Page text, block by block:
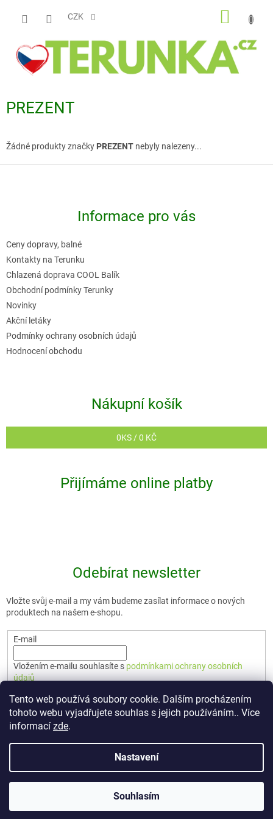
Tento web používá soubory cookie. Dalším procházením
tohoto webu vyjadřujete souhlas s jejich používáním.. Více
informací zde.
Nastavení
Souhlasím
CZK
PREZENT
Žádné produkty značky PREZENT nebyly nalezeny...
Informace pro vás
Ceny dopravy, balné
Kontakty na Terunku
Chlazená doprava COOL Balík
Obchodní podmínky Terunky
Novinky
Akční letáky
Podmínky ochrany osobních údajů
Hodnocení obchodu
Nákupní košík
0KS /0 KČ
Přijímáme online platby
Odebírat newsletter
Vložte svůj e-mail a my vám budeme zasílat informace o nových
produktech na našem e-shopu.
E-mail
Vložením e-mailu souhlasíte s podmínkami ochrany osobních
údajů
PŘIHLÁSIT SE
Vytvořil Shoptet Premium
🇨🇿 TERUNKA. Všechna práva vyhrazena.